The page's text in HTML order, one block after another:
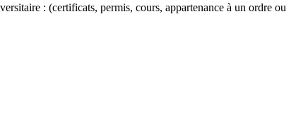
: (certificats, permis, cours, appartenance à un ordre ou